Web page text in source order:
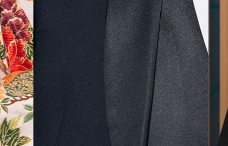
無料相談予約
来店・オンライン
に入
最後
た！